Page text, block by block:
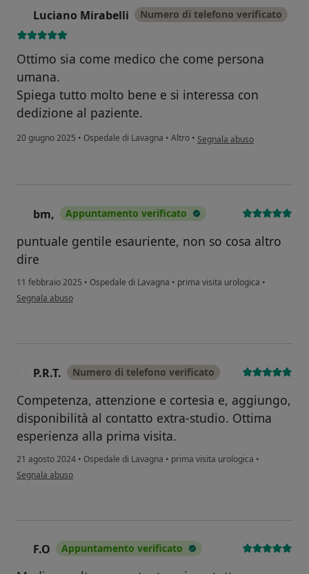
Luciano Mirabelli Numero di telefono verificato
Ottimo sia come medico che come persona
umana.
Spiega tutto molto bene e si interessa con
dedizione al paziente.
20 giugno 2025 • Ospedale di Lavagna • Altro • secondo l'opinione
Segnala abuso
bm, Appuntamento verificato
puntuale gentile esauriente, non so cosa altro
dire
11 febbraio 2025 • Ospedale di Lavagna • prima visita urologica •
secondo l'opinione dell'utente bm,
Segnala abuso
P.R.T. Numero di telefono verificato
Competenza, attenzione e cortesia e, aggiungo,
disponibilità al contatto extra-studio. Ottima
esperienza alla prima visita.
21 agosto 2024 • Ospedale di Lavagna • prima visita urologica •
secondo l'opinione dell'utente P.R.T.
Segnala abuso
F.O Appuntamento verificato